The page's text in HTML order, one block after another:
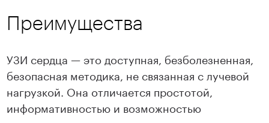
Преимущества
УЗИ сердца — это доступная, безболезненная,
безопасная методика, не связанная с лучевой
нагрузкой. Она отличается простотой,
информативностью и возможностью